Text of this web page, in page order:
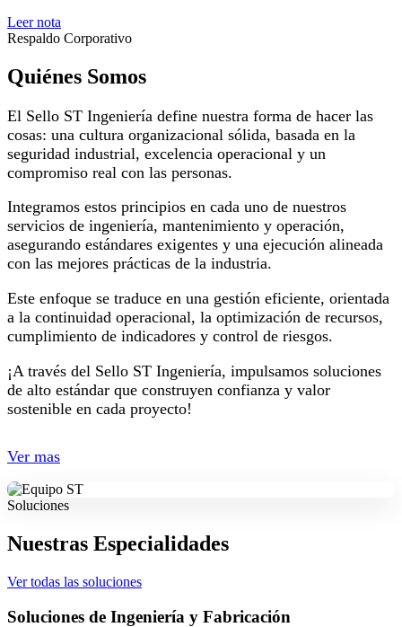
Leer nota
Respaldo Corporativo
Quiénes Somos
El Sello ST Ingeniería define nuestra forma de hacer las
cosas: una cultura organizacional sólida, basada en la
seguridad industrial, excelencia operacional y un
compromiso real con las personas.
Integramos estos principios en cada uno de nuestros
servicios de ingeniería, mantenimiento y operación,
asegurando estándares exigentes y una ejecución alineada
con las mejores prácticas de la industria.
Este enfoque se traduce en una gestión eficiente, orientada
a la continuidad operacional, la optimización de recursos,
cumplimiento de indicadores y control de riesgos.
¡A través del Sello ST Ingeniería, impulsamos soluciones
de alto estándar que construyen confianza y valor
sostenible en cada proyecto!
Ver mas
Soluciones
Nuestras Especialidades
Ver todas las soluciones
Soluciones de Ingeniería y Fabricación